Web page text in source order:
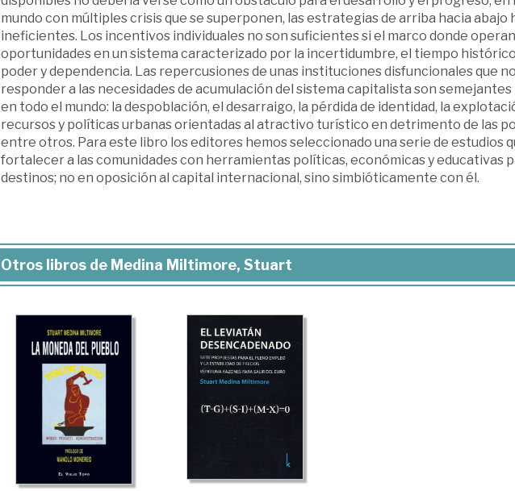
mundo con múltiples crisis que se superponen, las estrategias de arriba hacia abajo
ineficientes. Los incentivos individuales no son suficientes si el marco donde
oportunidades en un sistema caracterizado por la incertidumbre, el tiempo
poder y dependencia. Las repercusiones de unas instituciones disfuncionales que
responder a las necesidades de acumulación del sistema capitalista son semejantes
en todo el mundo: la despoblación, el desarraigo, la pérdida de identidad, la
recursos y políticas urbanas orientadas al atractivo turístico en detrimento de las
entre otros. Para este libro los editores hemos seleccionado una serie de estudios
fortalecer a las comunidades con herramientas políticas, económicas y educativas
destinos; no en oposición al capital internacional, sino simbióticamente con él.
Otros libros de Medina Miltimore, Stuart